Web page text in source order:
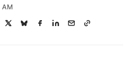
AM